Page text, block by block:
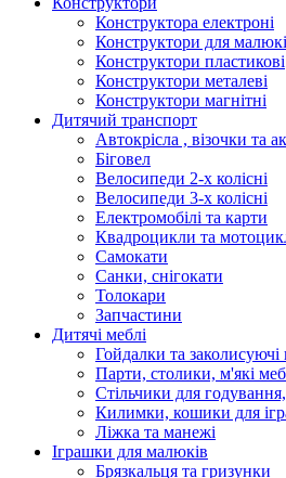
Конструктора електроні
Конструктори для
Конструктори пластикові
Конструктори металеві
Конструктори магнітні
Дитячий транспорт
Автокрісла , візочки та
Біговел
Велосипеди 2-х колісні
Велосипеди 3-х колісні
Електромобілі та карти
Квадроцикли та
Самокати
Санки, снігокати
Толокари
Запчастини
Дитячі меблі
Гойдалки та заколисуючі
Парти, столики, м'які
Стільчики для
Килимки, кошики для
Ліжка та манежі
Іграшки для малюків
Брязкальця та гризунки